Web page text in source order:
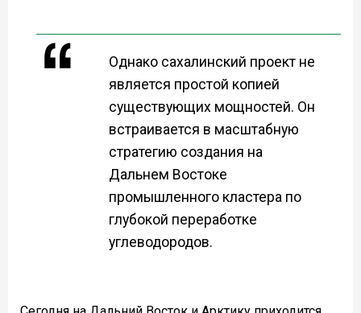
Однако сахалинский проект не
является простой копией
существующих мощностей. Он
встраивается в масштабную
стратегию создания на
Дальнем Востоке
промышленного кластера по
глубокой переработке
углеводородов.